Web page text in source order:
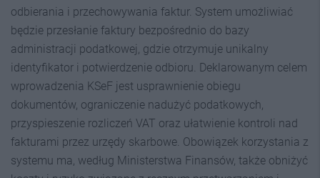
odbierania i przechowywania faktur. System umożliwiać
będzie przesłanie faktury bezpośrednio do bazy
administracji podatkowej, gdzie otrzymuje unikalny
identyfikator i potwierdzenie odbioru. Deklarowanym celem
wprowadzenia KSeF jest usprawnienie obiegu
dokumentów, ograniczenie nadużyć podatkowych,
przyspieszenie rozliczeń VAT oraz ułatwienie kontroli nad
fakturami przez urzędy skarbowe. Obowiązek korzystania z
systemu ma, według Ministerstwa Finansów, także obniżyć